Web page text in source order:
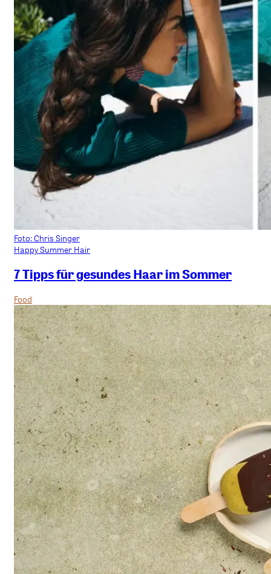
Foto: Chris Singer
Happy Summer Hair
7 Tipps für gesundes Haar im Sommer
Food